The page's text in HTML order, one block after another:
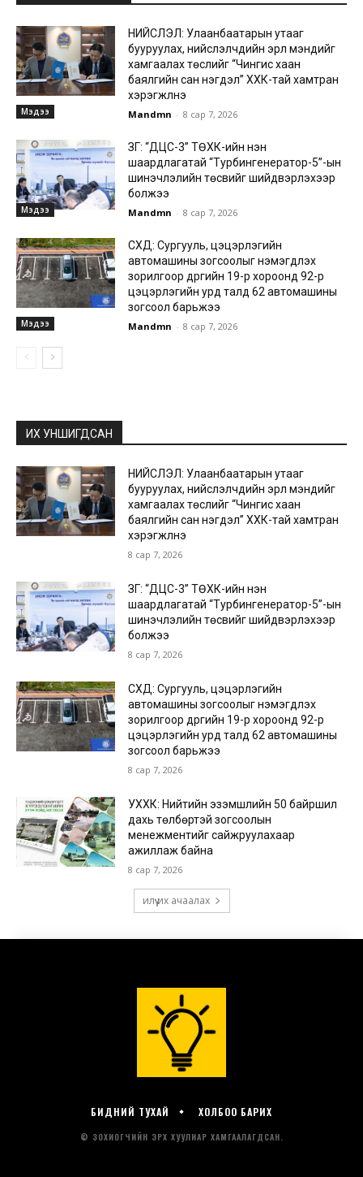
БИДНИЙ ТУХАЙ ХОЛБОО БАРИХ
© ЗОХИОГЧИЙН ЭРХ ХУУЛИАР ХАМГААЛАГДСАН.